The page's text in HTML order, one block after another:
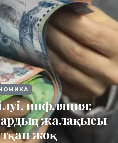
инфляция:
жалақысы
жоқ